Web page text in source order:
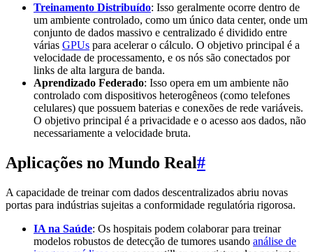
Treinamento Distribuído: Isso geralmente ocorre dentro de
um ambiente controlado, como um único data center, onde um
conjunto de dados massivo e centralizado é dividido entre
várias GPUs para acelerar o cálculo. O objetivo principal é a
velocidade de processamento, e os nós são conectados por
links de alta largura de banda.
Aprendizado Federado: Isso opera em um ambiente não
controlado com dispositivos heterogêneos (como telefones
celulares) que possuem baterias e conexões de rede variáveis.
O objetivo principal é a privacidade e o acesso aos dados, não
necessariamente a velocidade bruta.
Aplicações no Mundo Real#
A capacidade de treinar com dados descentralizados abriu novas
portas para indústrias sujeitas a conformidade regulatória rigorosa.
IA na Saúde: Os hospitais podem colaborar para treinar
modelos robustos de detecção de tumores usando análise de